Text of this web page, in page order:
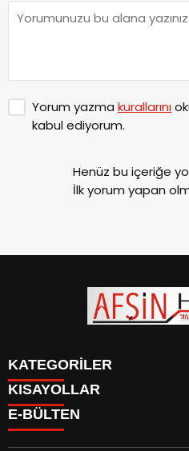
Yorum yazma kurallarını
kabul ediyorum.
Henüz bu içeriğe
İlk yorum yapan
KATEGORİLER
SİYASET
EĞİTİM
KISAYOLLAR
SİYASET
EĞİTİM
E-BÜLTEN